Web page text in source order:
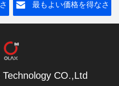
LAN港4gのルーター
最もよい価格を得なさ
CO.,Ltd